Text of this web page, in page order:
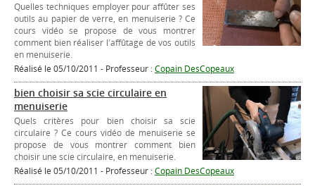
Quelles techniques employer pour affûter ses
outils au papier de verre, en menuiserie ? Ce
cours vidéo se propose de vous montrer
comment bien réaliser l'affûtage de vos outils
en menuiserie.
Réalisé le 05/10/2011 - Professeur :Copain DesCopeaux
bien choisir sa scie circulaire en
menuiserie
Quels critères pour bien choisir sa scie
circulaire ? Ce cours vidéo de menuiserie se
propose de vous montrer comment bien
choisir une scie circulaire, en menuiserie.
Réalisé le 05/10/2011 - Professeur :Copain DesCopeaux